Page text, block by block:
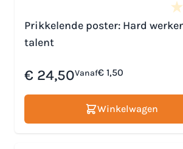
Prikkelende poster: Hard
talent
€ 24,50Vanaf€ 1,50
Winkelwagen